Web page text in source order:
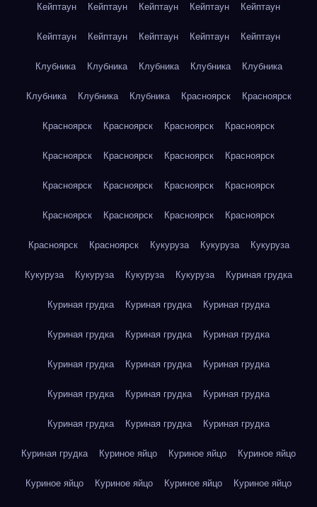
Кейптаун Кейптаун Кейптаун Кейптаун Кейптаун
Кейптаун Кейптаун Кейптаун Кейптаун Кейптаун
Клубника Клубника Клубника Клубника Клубника
Клубника Клубника Клубника Красноярск Красноярск
Красноярск Красноярск Красноярск Красноярск
Красноярск Красноярск Красноярск Красноярск
Красноярск Красноярск Красноярск Красноярск
Красноярск Красноярск Красноярск Красноярск
Красноярск Красноярск Кукуруза Кукуруза Кукуруза
Кукуруза Кукуруза Кукуруза Кукуруза Куриная грудка
Куриная грудка Куриная грудка Куриная грудка
Куриная грудка Куриная грудка Куриная грудка
Куриная грудка Куриная грудка Куриная грудка
Куриная грудка Куриная грудка Куриная грудка
Куриная грудка Куриная грудка Куриная грудка
Куриная грудка Куриное яйцо Куриное яйцо Куриное яйцо
Куриное яйцо Куриное яйцо Куриное яйцо Куриное яйцо